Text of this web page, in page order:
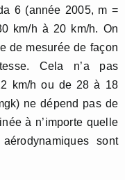
6 (année 2005, m =
km/h à 20 km/h. On
de mesurée de façon
Cela n’a pas
km/h ou de 28 à 18
ne dépend pas de
à n’importe quelle
sont